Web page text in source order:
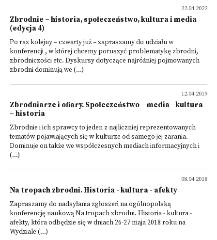
22.04.2022
Zbrodnie – historia, społeczeństwo, kultura i media
(edycja 4)
Po raz kolejny – czwarty już – zapraszamy do udziału w
konferencji , w której chcemy poruszyć problematykę zbrodni,
zbrodniczości etc. Dyskursy dotyczące najróżniej pojmowanych
zbrodni dominują we (...)
12.04.2019
Zbrodniarze i ofiary. Społeczeństwo – media - kultura
– historia
Zbrodnie i ich sprawcy to jeden z najliczniej reprezentowanych
tematów pojawiających się w kulturze od samego jej zarania.
Dominuje on także we współczesnych mediach informacyjnych i
(...)
08.04.2018
Na tropach zbrodni. Historia - kultura - afekty
Zapraszamy do nadsyłania zgłoszeń na ogólnopolską
konferencję naukową Na tropach zbrodni. Historia - kultura -
afekty, która odbędzie się w dniach 26-27 maja 2018 roku na
Wydziale (...)